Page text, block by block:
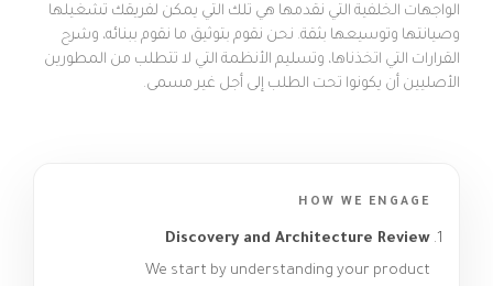
تعزيز الموارد
أسئلة المقابلات
الواجهات الخلفية التي نقدمها هي تلك التي يمكن لفريقك تشغيلها
وصيانتها وتوسيعها بثقة. نحن نقوم بتوثيق ما نقوم ببنائه، وشرح
القرارات التي اتخذناها، وتسليم الأنظمة التي لا تتطلب من المطورين
الأصليين أن يكونوا تحت الطلب إلى أجل غير مسمى.
HOW WE ENGAGE
Discovery and Architecture Review
We start by understanding your product